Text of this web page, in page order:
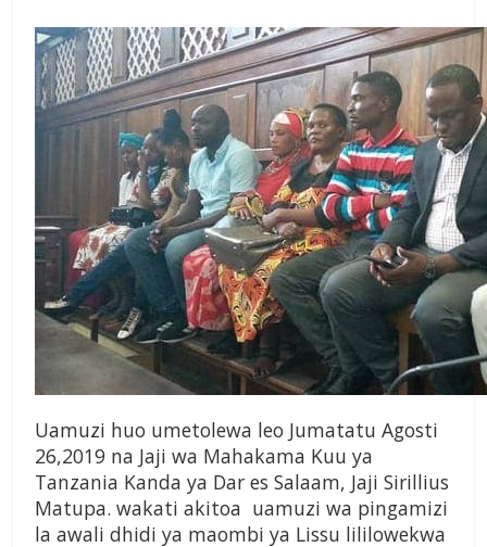
Uamuzi huo umetolewa leo Jumatatu Agosti
26,2019 na Jaji wa Mahakama Kuu ya
Tanzania Kanda ya Dar es Salaam, Jaji Sirillius
Matupa. wakati akitoa uamuzi wa pingamizi
la awali dhidi ya maombi ya Lissu lililowekwa